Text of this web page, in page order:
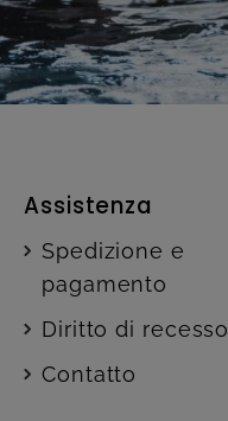
Assistenza
Spedizione e
pagamento
Diritto di recesso
Contatto